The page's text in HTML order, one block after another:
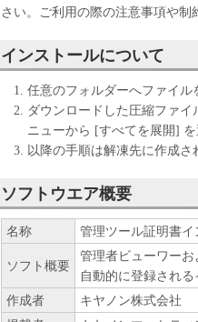
１．権利の留保
キヤノンのライセンサーに帰属
(2) 本契約に明示的に定める場
ーのいかなる知的財産権も、明
は許諾されるものではありませ
(3) お客様は、「許諾ソフトウ
センサーの著作権表示を変更、
２．使用許諾
(1) お客様は、「許諾ソフトウ
ラ製品を使用する目的のために
とは、「許諾ソフトウェア」を
クセスすること、読み出すこと
ます。）することができます。
(2) お客様は、バックアップの
さい。ご利用の際の注意事項や制
インストールについて
任意のフォルダーへファイル
ダウンロードした圧縮ファ
ニューから [すべてを展開] を
以降の手順は解凍先に作成さ
ソフトウエア概要
名称 管理ツール証明書イ
ソフト概要
管理者ビューワーお
自動的に登録される
作成者
キヤノン株式会社